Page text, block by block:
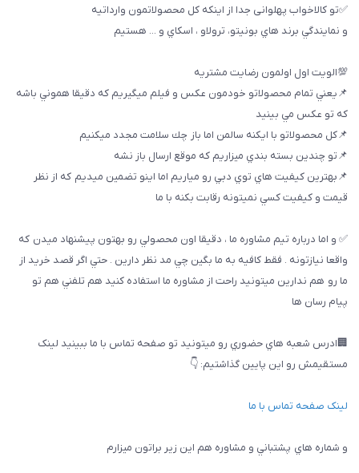
✅تو كالاخواب پهلوانى جدا از اينكه كل محصولاتمون وارداتيه
و نمايندگي برند هاي بونيتو، ترولاو ، اسكاي و ... هستيم
💯الويت اول اولمون رضايت مشتريه
📌يعني تمام محصولاتو خودمون عكس و فيلم ميگيريم كه دقيقا هموني باشه
كه تو عكس مي بينيد
📌كل محصولاتو با ايكنه سالمن اما باز چك سلامت مجدد ميكنيم
📌تو چندين بسته بندي ميزاريم كه موقع ارسال باز نشه
📌بهترين كيفيت هاي توي دبي رو مياريم اما اينو تضمين ميديم كه از نظر
قيمت و كيفيت كسي نميتونه رقابت بكنه با ما
✅ و اما درباره تيم مشاوره ما ، دقيقا اون محصولي رو بهتون پيشنهاد ميدن كه
واقعا نيازتونه . فقط كافيه به ما بگين چي مد نظر دارين . حتي اگر قصد خريد از
ما رو هم ندارين ميتونيد راحت از مشاوره ما استفاده كنيد هم تلفني هم تو
پيام رسان ها
🏢ادرس شعبه هاي حضوري رو ميتونيد تو صفحه تماس با ما ببینيد لینک
مستقیمش رو این پایین گذاشتیم: 👇
لینک صفحه تماس با ما
و شماره هاي پشتباني و مشاوره هم اين زير براتون ميزارم